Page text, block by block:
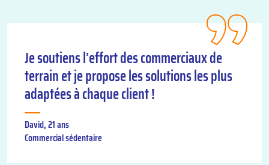
Je soutiens l’effort des commerciaux de
terrain et je propose les solutions les plus
adaptées à chaque client !
David, 21 ans
Commercial sédentaire